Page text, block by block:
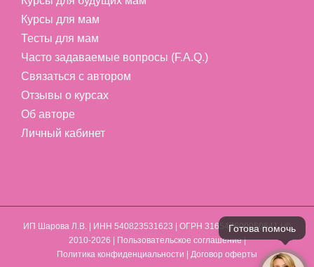
Курсы для мам
Тесты для мам
Часто задаваемые вопросы (F.A.Q.)
Связаться с автором
Отзывы о курсах
Об авторе
Личный кабинет
ИП Шарова Л.В. | ИНН 540823531623 | ОГРН 316547600050641 | ©
2010-2026 |
Пользовательское соглашение|
Политика конфиденциальности
Договор оферты